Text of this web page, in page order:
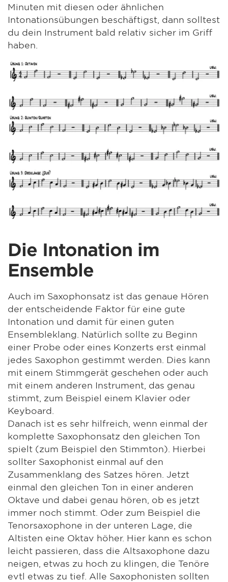
Minuten mit diesen oder ähnlichen
Intonationsübungen beschäftigst, dann solltest
du dein Instrument bald relativ sicher im Griff
haben.
Die Intonation im
Ensemble
Auch im Saxophonsatz ist das genaue Hören
der entscheidende Faktor für eine gute
Intonation und damit für einen guten
Ensembleklang. Natürlich sollte zu Beginn
einer Probe oder eines Konzerts erst einmal
jedes Saxophon gestimmt werden. Dies kann
mit einem Stimmgerät geschehen oder auch
mit einem anderen Instrument, das genau
stimmt, zum Beispiel einem Klavier oder
Keyboard.
Danach ist es sehr hilfreich, wenn einmal der
komplette Saxophonsatz den gleichen Ton
spielt (zum Beispiel den Stimmton). Hierbei
sollter Saxophonist einmal auf den
Zusammenklang des Satzes hören. Jetzt
einmal den gleichen Ton in einer anderen
Oktave und dabei genau hören, ob es jetzt
immer noch stimmt. Oder zum Beispiel die
Tenorsaxophone in der unteren Lage, die
Altisten eine Oktav höher. Hier kann es schon
leicht passieren, dass die Altsaxophone dazu
neigen, etwas zu hoch zu klingen, die Tenöre
evtl etwas zu tief. Alle Saxophonisten sollten